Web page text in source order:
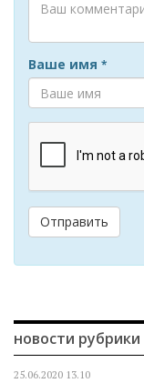
Ваше имя *
Отправить
новости рубрики
25.06.2020 13.10